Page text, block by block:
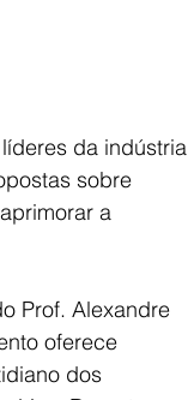
da indústria
sobre
a
Prof. Alexandre
oferece
dos